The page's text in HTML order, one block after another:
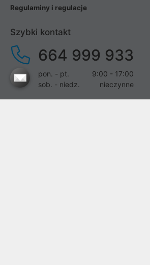
Regulaminy i regulacje
Szybki kontakt
664 999 933
pon. - pt.
9:00 - 17:00
sob. - niedz.
nieczynne